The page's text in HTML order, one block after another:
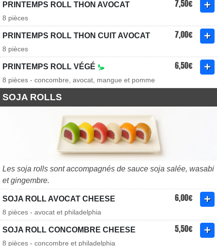
PRINTEMPS ROLL THON AVOCAT 7,50€
8 pièces
PRINTEMPS ROLL THON CUIT AVOCAT 7,00€
8 pièces
PRINTEMPS ROLL VÉGÉ 6,50€
8 pièces - concombre, avocat, mangue et pomme
SOJA ROLLS
Les soja rolls sont accompagnés de sauce soja salée, wasabi
et gingembre.
SOJA ROLL AVOCAT CHEESE 6,00€
8 pièces - avocat et philadelphia
SOJA ROLL CONCOMBRE CHEESE 5,50€
8 pièces - concombre et philadelphia